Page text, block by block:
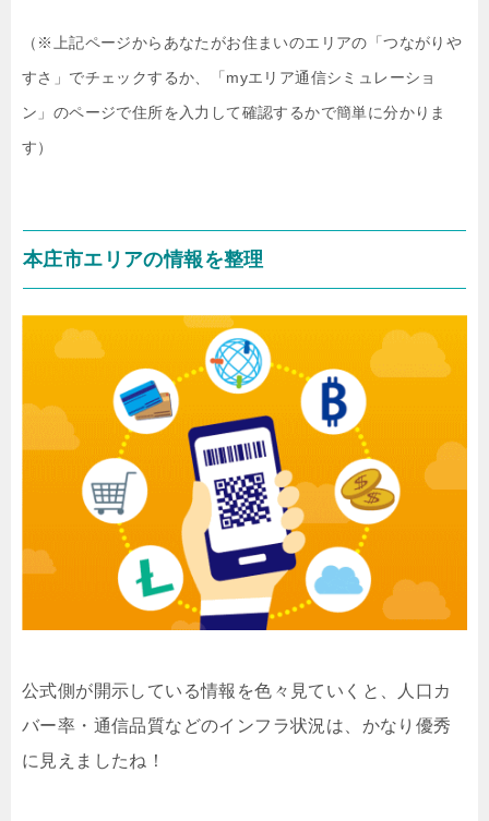
（※上記ページからあなたがお住まいのエリアの「つながりや
すさ」でチェックするか、「myエリア通信シミュレーショ
ン」のページで住所を入力して確認するかで簡単に分かりま
す）
本庄市エリアの情報を整理
公式側が開示している情報を色々見ていくと、人口カ
バー率・通信品質などのインフラ状況は、かなり優秀
に見えましたね！